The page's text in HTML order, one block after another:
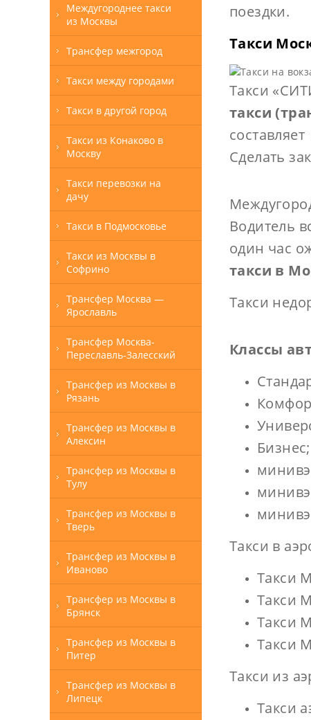
Междугороднее такси
из Москвы
Трансфер межгород
Такси между городами
Такси в другой город
Такси из Конаково в
Москву
Такси перевозки на
дачу
Такси в Подмосковье
Такси из Москвы в
Софрино
Трансфер Москва —
Ярославль
Трансфер Москва-
Переславль-Залесский
Трансфер из Москвы в
Рязань
Трансфер из Москвы в
Алексин
Трансфер из Москвы в
Тулу
Трансфер из Москвы в
Тверь
Трансфер из Москвы в
Иваново
Трансфер из Москвы в
Брянск
Трансфер из Москвы в
Питер
Трансфер из Москвы в
Липецк
поездки.
Такси
Такси
такси
Сделать
Водитель
один час
такси в
Такси
Классы
Бизнес;
Такси в
Такси
Такси
Такси
Такси
Такси из
Такси